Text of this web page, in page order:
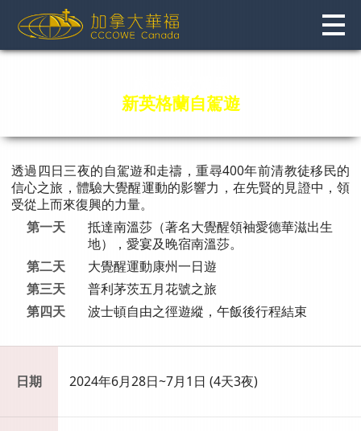
content
新英格蘭自駕遊
透過四日三夜的自駕遊和走禱，重尋400年前清教徒移民的
信心之旅，體驗大覺醒運動的影響力，在先賢的見證中，領
受從上而來復興的力量。
第一天
抵達南溫莎（著名大覺醒領袖愛德華滋出生
地），愛宴及晚宿南溫莎。
第二天
大覺醒運動康州一日遊
第三天
普利茅茨五月花號之旅
第四天
波士頓自由之徑遊縱，午飯後行程結束
日期 2024年6月28日~7月1日 (4天3夜)